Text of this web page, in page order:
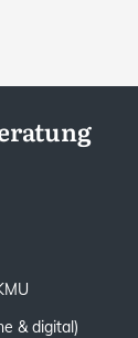
& digital)